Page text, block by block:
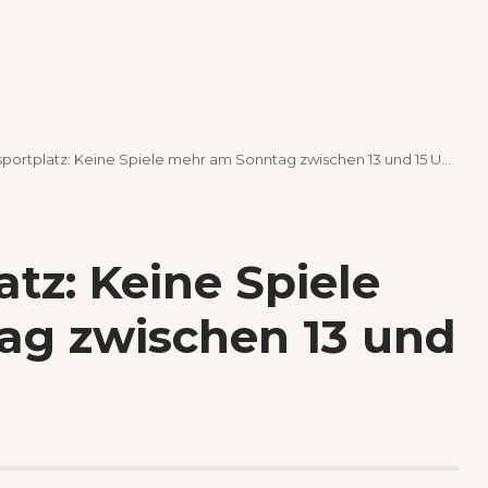
Keine Spiele mehr am Sonntag zwischen 13 und 15 Uhr?
Keine Spiele
zwischen 13 und